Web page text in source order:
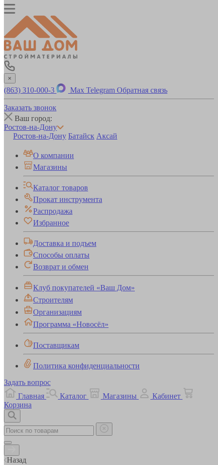
×
(863) 310-000-3 Max Telegram Обратная связь
Заказать звонок
Ваш город:
Ростов-на-Дону
Ростов-на-Дону Батайск Аксай
О компании
Магазины
Каталог товаров
Прокат инструмента
Распродажа
Избранное
Доставка и подъем
Способы оплаты
Возврат и обмен
Клуб покупателей «Ваш Дом»
Строителям
Организациям
Программа «Новосёл»
Поставщикам
Политика конфиденциальности
Задать вопрос
Главная
Каталог Магазины
Кабинет
Корзина
Назад